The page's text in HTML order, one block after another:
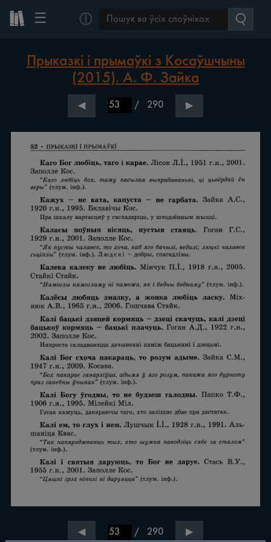
☰ ⓘ
Прыказкі і прымаўкі з Косаўшчыны
(2015). А. Ф. Зайка
◀ / 290 ▶
◀ / 290 ▶